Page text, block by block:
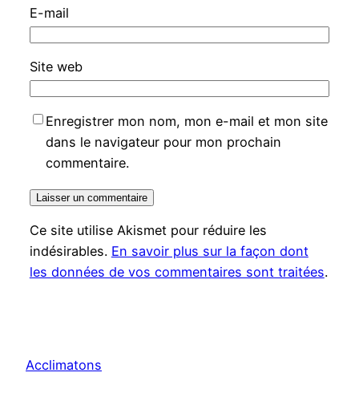
E-mail
Site web
Enregistrer mon nom, mon e-mail et mon site
dans le navigateur pour mon prochain
commentaire.
Ce site utilise Akismet pour réduire les
indésirables. En savoir plus sur la façon dont
les données de vos commentaires sont traitées.
Acclimatons